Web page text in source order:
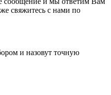
свяжитесь с нами по
и назовут точную